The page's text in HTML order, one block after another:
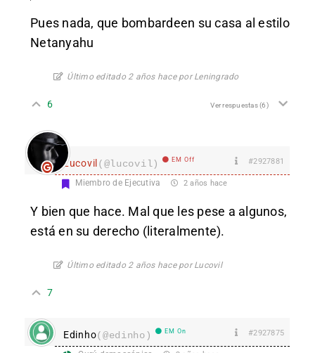
Pues nada, que bombardeen su casa al estilo
Netanyahu
Último editado 2 años hace por Leningrado
6 Ver respuestas(6)
Lucovil (@lucovil) EM Off #2927881
Miembro de Ejecutiva 2 años hace
Y bien que hace. Mal que les pese a algunos,
está en su derecho (literalmente).
Último editado 2 años hace por Lucovil
7
Edinho(@edinho) EM On #2927875